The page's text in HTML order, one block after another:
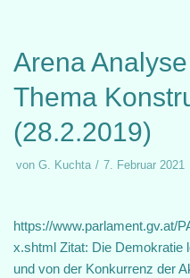
Arena
Thema
(28.2.2019)
von G. Kuchta 7. Februar 2021
https://www.parlament.gv.at/
x.shtml Zitat: Die Demokratie
und von der Konkurrenz der